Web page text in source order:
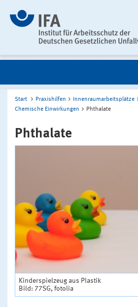
Start Praxishilfen
Innenraumarbeitsplätze
Chemische Einwirkungen
Phthalate
Phthalate
Kinderspielzeug aus Plastik
Bild: 77SG, fotolia